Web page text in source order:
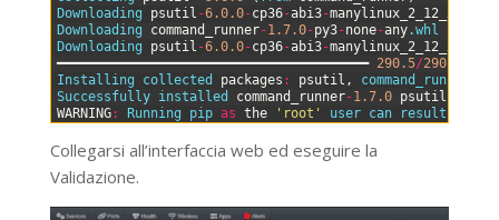
Downloading psutil -6.0.0-cp36-abi3-manylinux_2_12_x86_64
Downloading command_runner-1.7.0-py3-none-any.whl
Downloading psutil -6.0.0-cp36-abi3-manylinux_2_12_x86_64
━━━━━━━━━━━━━━━━━━━━━━━━━━━━━━━━━━━━━━━━ 290.5/290.5
Installing collected packages : psutil ,
command_runner
Successfully installed command_runner-1.7.0 psutil
WARNING: Running pip as the 'root' user can result
Collegarsi all’interfaccia web ed eseguire la
Validazione.